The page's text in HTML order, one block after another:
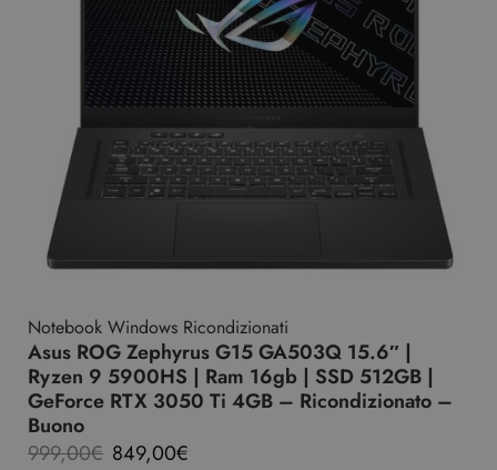
Notebook Windows Ricondizionati
Asus ROG Zephyrus G15 GA503Q 15.6″ |
Ryzen 9 5900HS | Ram 16gb | SSD 512GB |
GeForce RTX 3050 Ti 4GB – Ricondizionato –
Buono
999,00€ 849,00€